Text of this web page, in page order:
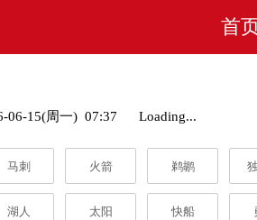
首
06-15(周一) 07:37 Loading...
马刺 火箭 鹈鹕
湖人 太阳 快船